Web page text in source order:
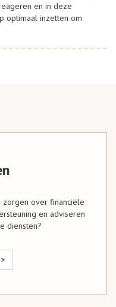
en in deze
optimaal inzetten om
zorgen over financiële
en adviseren
diensten?